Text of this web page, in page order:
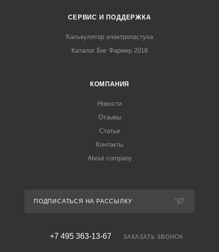
СЕРВИС И ПОДДЕРЖКА
Калькулятор электропастуха
Каталог Биг Фармер 2018
КОМПАНИЯ
Новости
Отзывы
Статьи
Контакты
About company
ПОДПИСАТЬСЯ НА РАССЫЛКУ
+7 495 363-13-67 ЗАКАЗАТЬ ЗВОНОК